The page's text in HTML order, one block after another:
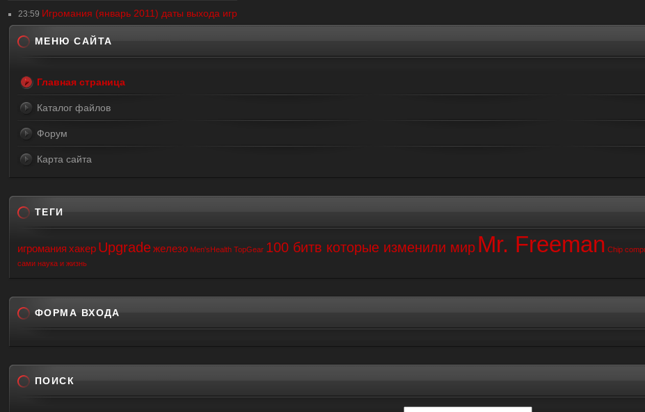
23:59 Игромания (январь 2011) даты выхода игр
МЕНЮ САЙТА
Главная страница
Каталог файлов
Форум
Карта сайта
ТЕГИ
игромания хакер Upgradeжелезо Men'sHealth TopGear 100 битв которые изменили мир Mr. Freeman Chip
сами наука и жизнь
ФОРМА ВХОДА
ПОИСК